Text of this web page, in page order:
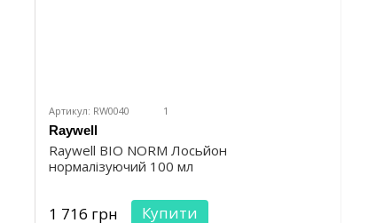
Артикул: RW0040 1
Raywell
Raywell BIO NORM Лосьйон
нормалізуючий 100 мл
1 716 грн Купити